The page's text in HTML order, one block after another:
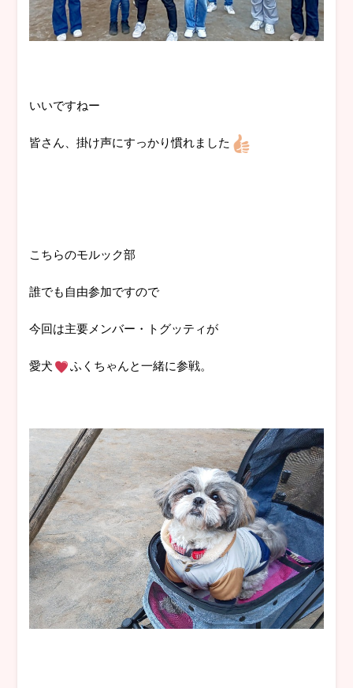
いいですねー
皆さん、掛け声にすっかり慣れました
こちらのモルック部
誰でも自由参加ですので
今回は主要メンバー・トグッティが
愛犬 ふくちゃんと一緒に参戦。